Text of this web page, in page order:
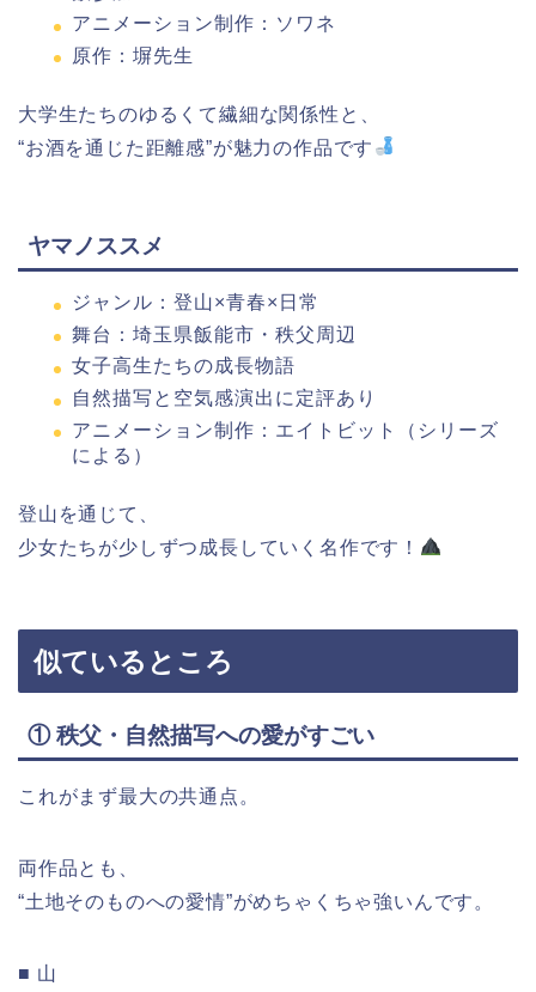
アニメーション制作：ソワネ
原作：塀先生
大学生たちのゆるくて繊細な関係性と、
“お酒を通じた距離感”が魅力の作品です
ヤマノススメ
ジャンル：登山×青春×日常
舞台：埼玉県飯能市・秩父周辺
女子高生たちの成長物語
自然描写と空気感演出に定評あり
アニメーション制作：エイトビット（シリーズ
による）
登山を通じて、
少女たちが少しずつ成長していく名作です！
似ているところ
① 秩父・自然描写への愛がすごい
これがまず最大の共通点。
両作品とも、
“土地そのものへの愛情”がめちゃくちゃ強いんです。
■ 山